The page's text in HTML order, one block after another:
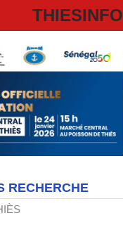
THIESINFO
RECHERCHE